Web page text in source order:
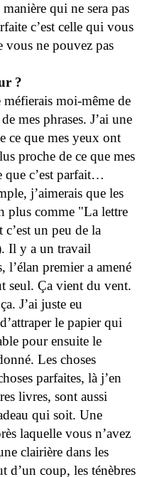
qui ne sera pas
c’est celle qui vous
vous ne pouvez pas
?
moi-même de
mes phrases. J’ai une
ce que mes yeux ont
proche de ce que mes
c’est parfait…
j’aimerais que les
plus comme "La lettre
un peu de la
Il y a un travail
l’élan premier a amené
seul. Ça vient du vent.
J’ai juste eu
le papier qui
pour ensuite le
Les choses
parfaites, là j’en
livres, sont aussi
qui soit. Une
laquelle vous n’avez
clairière dans les
d’un coup, les ténèbres